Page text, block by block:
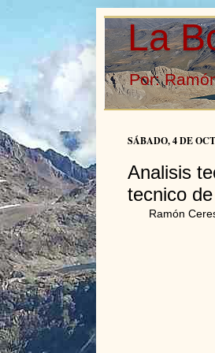
La
Por:
SÁBADO, 4 DE
Analisis
tecnico
Ramón